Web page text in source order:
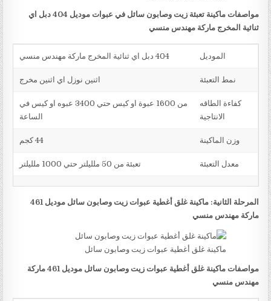
مواصفات ماكينة تعبئة زيت وصابون سائل في عبوات موديل 404 دبل اي
ثنائية المخرج ماركة مهندس منسي
الموديل 404 دبل اي ثنائية المخرج ماركة مهندس منسي
نمط التعبئة اثنين نوزل اي اثنين مخرج
كفاءة الطاقه
الانتاجية
من 1600 عبوة او كيس حتي 3400 عبوه او كيس في
الساعة
وزن الماكينة 44 كجم
معدل التعبئة تعبئة من 50 ملليلتر حتي 1000 ملليلتر
المرحلة الثانية: ماكينة غلق أغطية عبوات زيت وصابون سائل موديل 461
ماركة مهندس منسي
ماكينة غلق أغطية عبوات زيت وصابون سائل
مواصفات ماكينة غلق أغطية عبوات زيت وصابون سائل موديل 461 ماركة
مهندس منسي